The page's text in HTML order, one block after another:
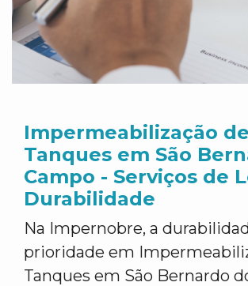
Impermeabilização de
Tanques em São
Campo - Serviços de
Durabilidade
Na Impernobre, a
prioridade em
Tanques em São Bernardo